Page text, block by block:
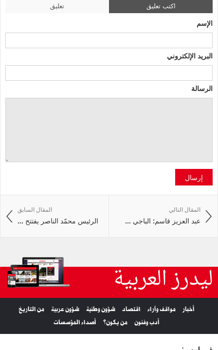
اكتب تعليق تعليق
الإسم
البريد الإلكتروني
الرسالة
إرسال
المقال السابق
الرئيس محمّد الناصر يفتتح ...
المقال التالي
عبد العزيز قاسم: الباجي ...
ليدرز العربية
أخبار مواقف وآراء اقتصاد شؤون وطنية شؤون عربية
من التاريخ
أدب وفنون
من يكون؟ أصداء المؤسسات